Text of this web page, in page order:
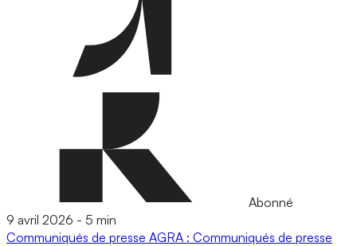
Abonné
9 avril 2026 - 5 min
Communiqués de presse AGRA : Communiqués de presse